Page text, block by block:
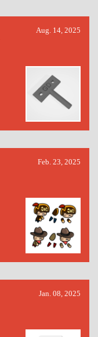
Aug. 14, 2025
Feb. 23, 2025
Jan. 08, 2025